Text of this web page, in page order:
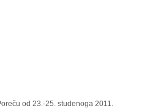
od 23.-25. studenoga 2011.